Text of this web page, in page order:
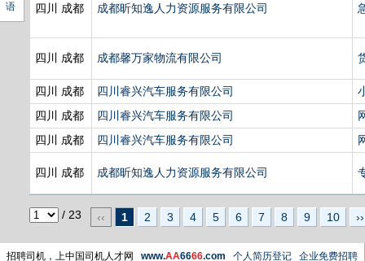
语
四川 成都 成都昕知逸人力资源服务有限公司
四川 成都 成都馨万家物流有限公司
四川 成都 四川睿兴汽车服务有限公司
四川 成都
四川睿兴汽车服务有限公司
四川 成都
四川睿兴汽车服务有限公司
四川 成都 成都昕知逸人力资源服务有限公司
/ 23 ‹‹ 1 2 3 4 5 6 7 8 9 10 ››
招聘司机，上中国司机人才网 www.AA6666.com 个人简历登记 企业免费招聘